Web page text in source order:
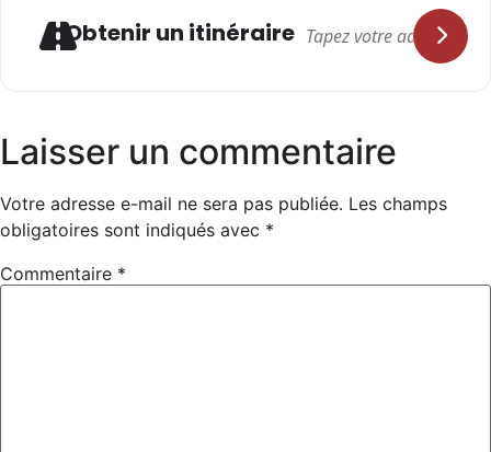
Obtenir un itinéraire
Laisser un commentaire
Votre adresse e-mail ne sera pas publiée. Les champs
obligatoires sont indiqués avec *
Commentaire *